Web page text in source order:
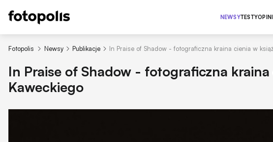
NEWSYTESTY
Fotopolis Newsy Publikacje In Praise of Shadow - fotograficzna kraina cienia w
In Praise of Shadow - fotograficzna kraina
Kaweckiego